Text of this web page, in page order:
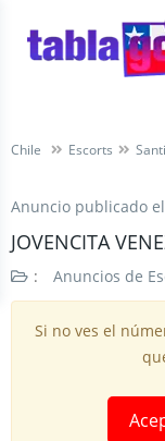
Chile Escorts
Anuncio publicado el
JOVENCITA
: Anuncios de
Si no ves el